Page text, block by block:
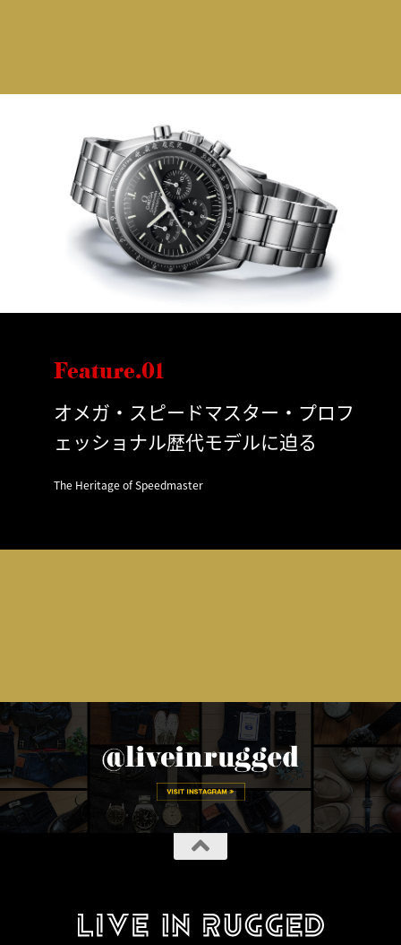
Feature.01
オメガ・スピードマスター・プロフ
ェッショナル歴代モデルに迫る
The Heritage of Speedmaster